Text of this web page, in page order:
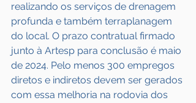
realizando os serviços de drenagem
profunda e também terraplanagem
do local. O prazo contratual firmado
junto à Artesp para conclusão é maio
de 2024. Pelo menos 300 empregos
diretos e indiretos devem ser gerados
com essa melhoria na rodovia dos